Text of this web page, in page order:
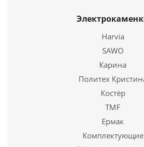
Ушат 4л, с пластик. вставкой
711руб.
Подробнее
Harvia
SAWO
Карина
Политех
Костёр
TMF
Ермак
Комплектующие